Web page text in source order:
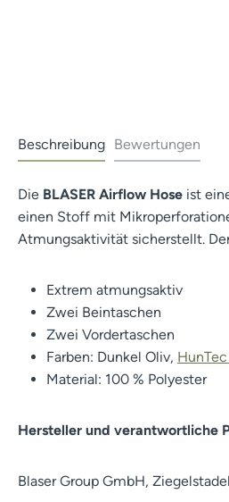
Beschreibung Bewertungen
Die BLASER Airflow Hose ist
einen Stoff mit
Atmungsaktivität sicherstellt.
Extrem atmungsaktiv
Zwei Beintaschen
Zwei Vordertaschen
Farben: Dunkel Oliv,
Material: 100 % Polyester
Hersteller und verantwortliche
Blaser Group GmbH,